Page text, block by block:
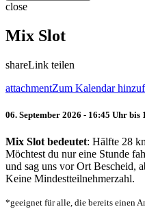
close
Mix Slot
shareLink teilen
attachmentZum Kalendar
06. September 2026 - 16:45 Uhr bis
Mix Slot bedeutet: Hälfte 28
Möchtest du nur eine Stunde
und sag uns vor Ort Bescheid,
Keine Mindestteilnehmerzahl.
*geeignet für alle, die bereits einen